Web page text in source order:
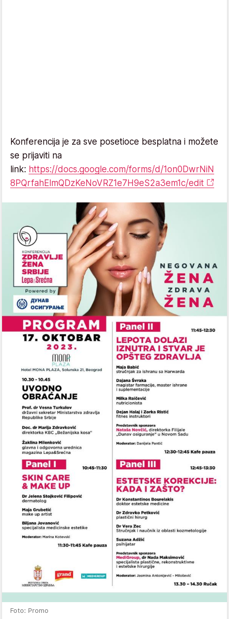
Konferencija je za sve posetioce besplatna i možete
se prijaviti na
link: https://docs.google.com/forms/d/1on0DwrNiN
8PQrfahElmQDzKeNoVRZ1e7H9eS2a3em1c/edit
Foto: Promo